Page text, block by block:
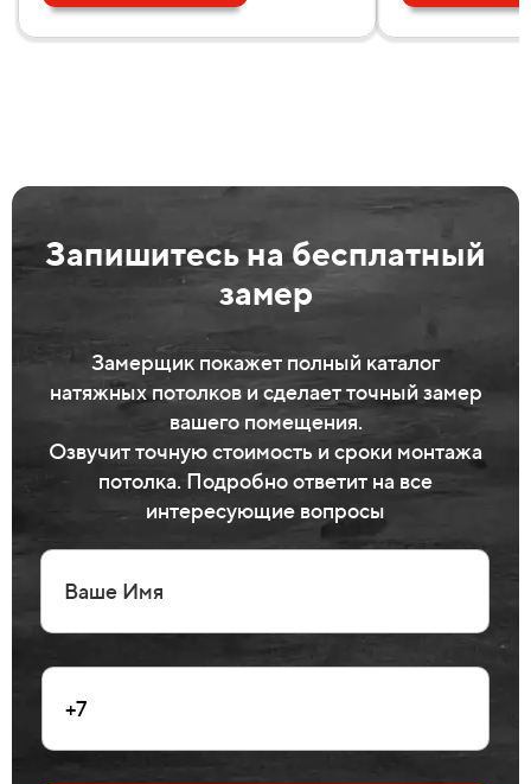
Запишитесь на бесплатный
замер
Замерщик покажет полный каталог
натяжных потолков и сделает точный замер
вашего помещения.
Озвучит точную стоимость и сроки монтажа
потолка. Подробно ответит на все
интересующие вопросы